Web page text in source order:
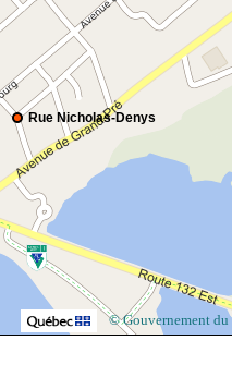
Rue Nicholas-Denys
© Gouvernement du